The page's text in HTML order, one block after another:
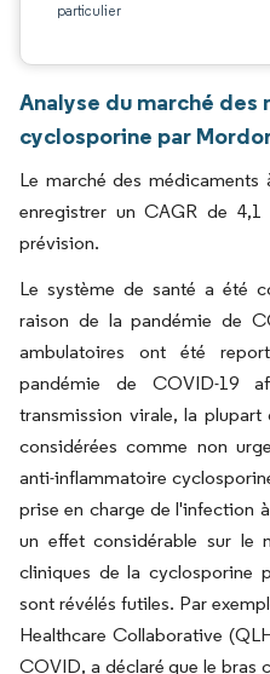
particulier
Analyse du marché des
cyclosporine par
Le marché des
enregistrer un CAGR de
prévision.
Le système de santé a été
raison de la pandémie de
ambulatoires ont été
pandémie de COVID-19
transmission virale, la
considérées comme non
anti-inflammatoire
prise en charge de l'infection
un effet considérable sur le
cliniques de la cyclosporine
sont révélés futiles. Par
Healthcare Collaborative
COVID, a déclaré que le bras